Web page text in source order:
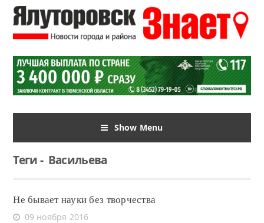
Show Menu
Теги-Васильева
Не бывает науки без творчества
09 ноября 2016